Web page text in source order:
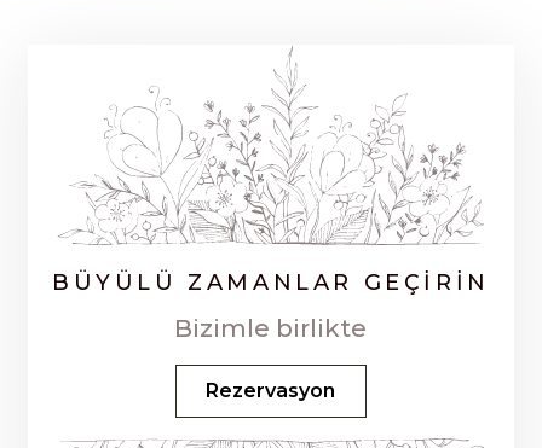
BÜYÜLÜ ZAMANLAR GEÇIRIN
Bizimle birlikte
Rezervasyon